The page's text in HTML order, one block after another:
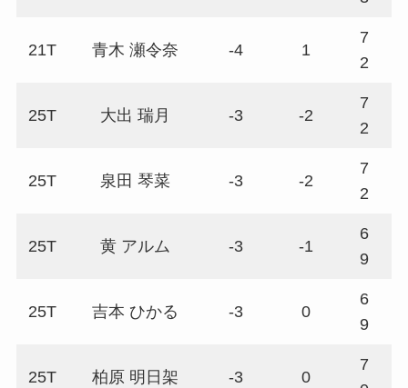
21T 青木 瀬令奈 -4 1
7
2
25T 大出 瑞月 -3 -2
7
2
25T 泉田 琴菜 -3 -2
7
2
25T 黄 アルム -3 -1
6
9
25T 吉本 ひかる -3 0
6
9
25T 柏原 明日架 -3 0
7